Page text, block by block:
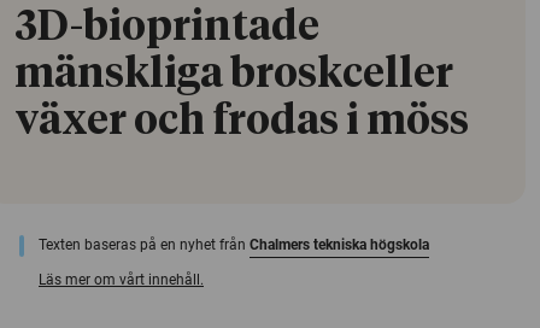
3D-bioprintade
mänskliga broskceller
växer och frodas i möss
Texten baseras på en nyhet från Chalmers tekniska högskola
Läs mer om vårt innehåll.